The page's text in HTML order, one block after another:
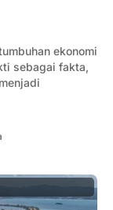
ekonomi
sebagai fakta,